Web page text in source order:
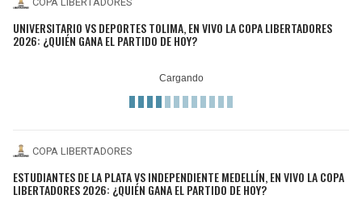
UNIVERSITARIO VS DEPORTES TOLIMA, EN VIVO LA COPA LIBERTADORES
2026: ¿QUIÉN GANA EL PARTIDO DE HOY?
COPA LIBERTADORES
ESTUDIANTES DE LA PLATA VS INDEPENDIENTE MEDELLÍN, EN VIVO LA COPA
LIBERTADORES 2026: ¿QUIÉN GANA EL PARTIDO DE HOY?